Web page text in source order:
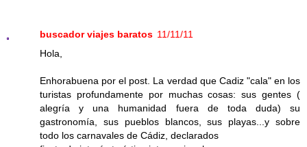
buscador viajes baratos 11/11/11
Hola,
Enhorabuena por el post. La verdad que Cadiz "cala" en los
turistas profundamente por muchas cosas: sus gentes (
alegría y una humanidad fuera de toda duda) su
gastronomía, sus pueblos blancos, sus playas...y sobre
todo los carnavales de Cádiz, declarados